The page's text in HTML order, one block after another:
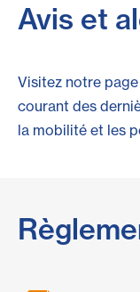
Avis et
Visitez notre
courant des
la mobilité et les